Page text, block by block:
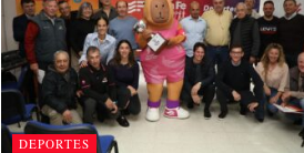
DEPORTES